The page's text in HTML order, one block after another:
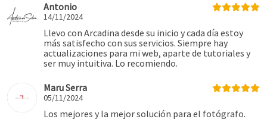
Antonio
14/11/2024
Llevo con Arcadina desde su inicio y cada día estoy
más satisfecho con sus servicios. Siempre hay
actualizaciones para mi web, aparte de tutoriales y
ser muy intuitiva. Lo recomiendo.
Maru Serra
05/11/2024
Los mejores y la mejor solución para el fotógrafo.